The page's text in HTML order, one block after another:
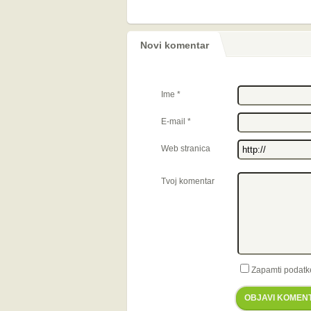
Novi komentar
Ime *
E-mail *
Web stranica
Tvoj komentar
Zapamti
OBJAVI